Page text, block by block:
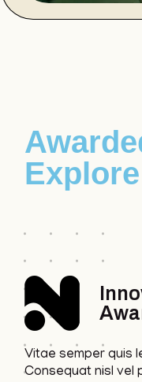
Vitae semper quis
Consequat nisl vel